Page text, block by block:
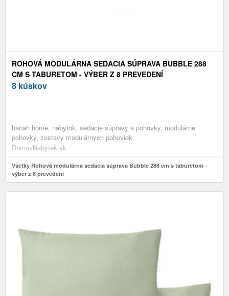
ROHOVÁ MODULÁRNA SEDACIA SÚPRAVA BUBBLE 288
CM S TABURETOM - VÝBER Z 8 PREVEDENÍ
8 kúskov
hanah home, nábytok, sedacie súpravy a pohovky, modulárne
pohovky, zostavy modulárnych pohoviek
DomovNabytek.sk
Všetky Rohová modulárna sedacia súprava Bubble 288 cm s taburetom -
výber z 8 prevedení